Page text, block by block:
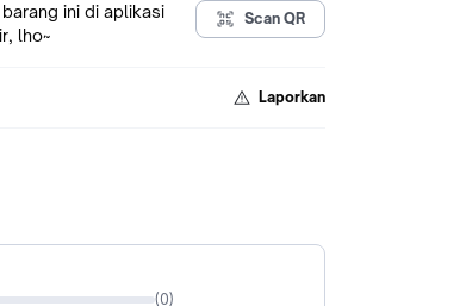
ini di aplikasi
lho~
Scan QR
Laporkan
(0)